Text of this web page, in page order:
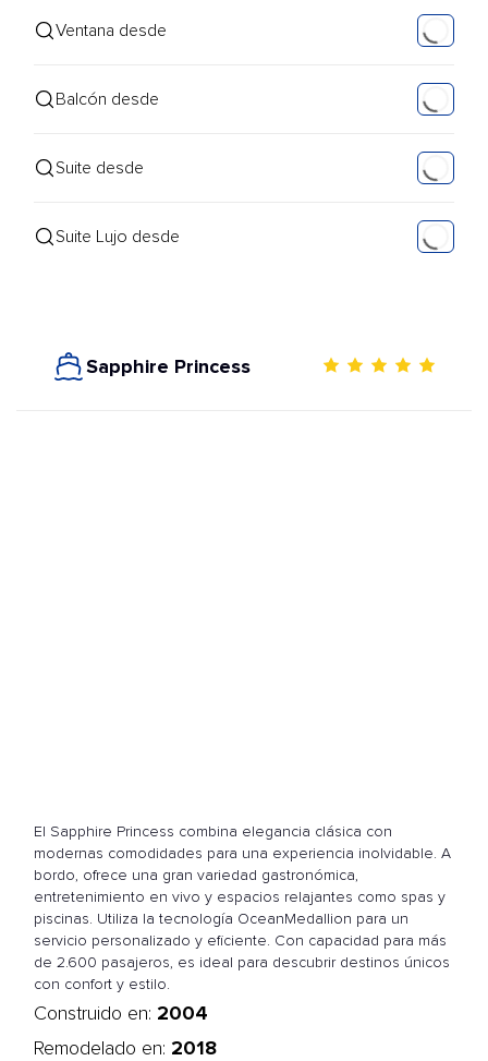
Ventana desde
Balcón desde
Suite desde
Suite Lujo desde
Sapphire Princess
El Sapphire Princess combina elegancia clásica con
modernas comodidades para una experiencia inolvidable. A
bordo, ofrece una gran variedad gastronómica,
entretenimiento en vivo y espacios relajantes como spas y
piscinas. Utiliza la tecnología OceanMedallion para un
servicio personalizado y eficiente. Con capacidad para más
de 2.600 pasajeros, es ideal para descubrir destinos únicos
con confort y estilo.
Construido en: 2004
Remodelado en: 2018